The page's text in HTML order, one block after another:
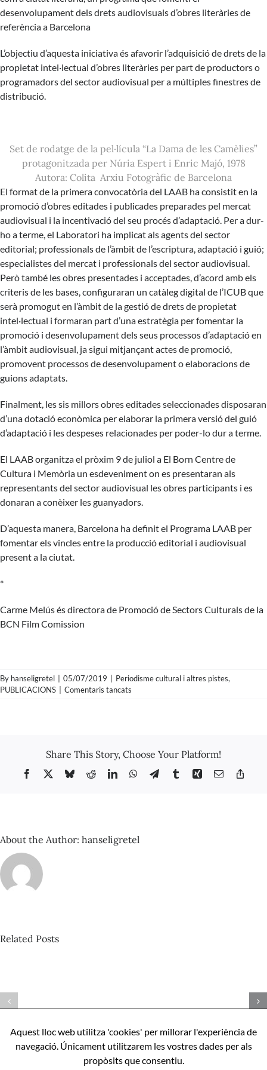
desenvolupament dels drets audiovisuals d’obres literàries de
referència a Barcelona
L’objectiu d’aquesta iniciativa és afavorir l’adquisició de drets de la
propietat intel·lectual d’obres literàries per part de productors o
programadors del sector audiovisual per a múltiples finestres de
distribució.
Set de rodatge de la pel·lícula “La Dama de les Camèlies”
protagonitzada per Núria Espert i Enric Majó, 1978
Autora: Colita Arxiu Fotogràfic de Barcelona
El format de la primera convocatòria del LAAB ha consistit en la
promoció d’obres editades i publicades preparades pel mercat
audiovisual i la incentivació del seu procés d’adaptació. Per a dur-
ho a terme, el Laboratori ha implicat als agents del sector
editorial; professionals de l’àmbit de l’escriptura, adaptació i guió;
especialistes del mercat i professionals del sector audiovisual.
Però també les obres presentades i acceptades, d’acord amb els
criteris de les bases, configuraran un catàleg digital de l’ICUB que
serà promogut en l’àmbit de la gestió de drets de propietat
intel·lectual i formaran part d’una estratègia per fomentar la
promoció i desenvolupament dels seus processos d’adaptació en
l’àmbit audiovisual, ja sigui mitjançant actes de promoció,
promovent processos de desenvolupament o elaboracions de
guions adaptats.
Finalment, les sis millors obres editades seleccionades disposaran
d’una dotació econòmica per elaborar la primera versió del guió
d’adaptació i les despeses relacionades per poder-lo dur a terme.
El LAAB organitza el pròxim 9 de juliol a El Born Centre de
Cultura i Memòria un esdeveniment on es presentaran als
representants del sector audiovisual les obres participants i es
donaran a conèixer les guanyadors.
D’aquesta manera, Barcelona ha definit el Programa LAAB per
fomentar els vincles entre la producció editorial i audiovisual
present a la ciutat.
*
Carme Melús és directora de Promoció de Sectors Culturals de la
BCN Film Comission
By hanseligretel 05/07/2019 Periodisme cultural i altres pistes,
PUBLICACIONS
Comentaris tancats
d’adaptacions
audiovisuals
de
Share This Story, Choose Your Platform!
Facebook BlueskyRedditLinkedInWhatsApp
TelegramTumblrXing Email
About the Author: hanseligretel
Related Posts
Misonne
Mona
l’IA
ser
apunts
sobre
Aquest lloc web utilitza 'cookies' per millorar l'experiència de
navegació. Únicament utilitzarem les vostres dades per als
propòsits que consentiu.